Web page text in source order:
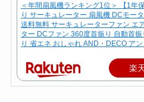
＜年間扇風機ランキング1位＞ 【1年
り サーキュレーター 扇風機 DCモー
送料無料 サーキュレーターファン エ
ター DCファン 360度首振り 自動首
り 省エネ おしゃれ AND・DECO アン
楽